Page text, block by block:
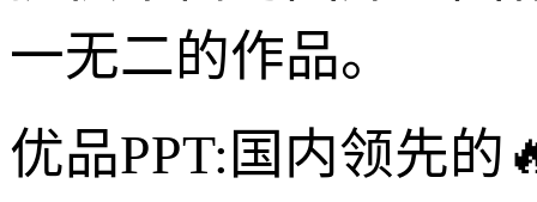
一无二的作品。
优品PPT:国内领先的